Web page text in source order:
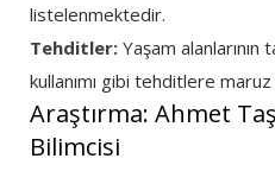
listelenmektedir.
Tehditler: Yaşam
kullanımı gibi tehditlere maruz
Araştırma: Ahmet
Bilimcisi